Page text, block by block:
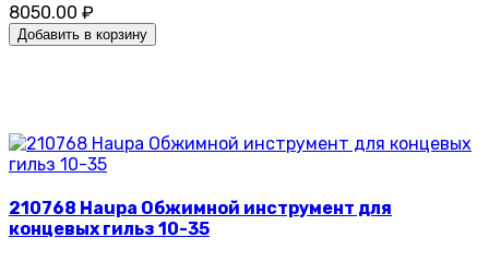
8050.00 ₽
Добавить в корзину
210768 Haupa Обжимной инструмент для
концевых гильз 10-35